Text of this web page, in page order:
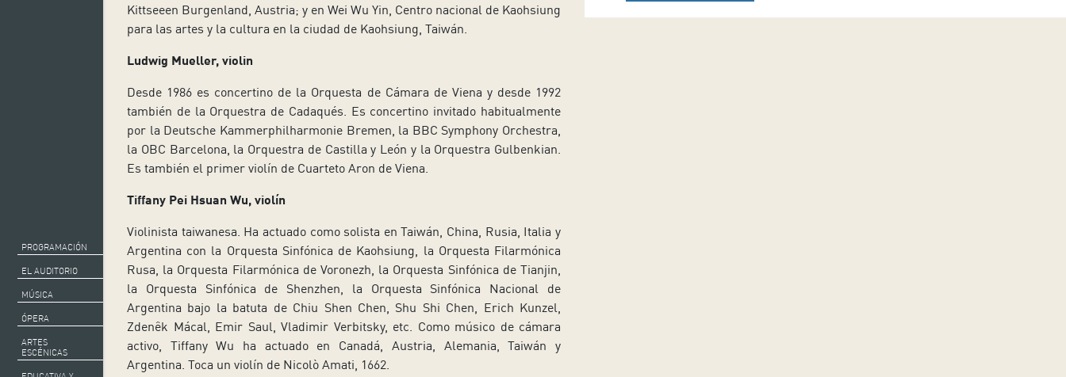
PROGRAMACIÓN
EL AUDITORIO
MÚSICA
ÓPERA
ARTES
ESCÉNICAS
Kittseeen Burgenland, Austria; y en Wei Wu Yin, Centro nacional de Kaohsiung
para las artes y la cultura en la ciudad de Kaohsiung, Taiwán.
Ludwig Mueller, violin
Desde 1986 es concertino de la Orquesta de Cámara de Viena y desde 1992
también de la Orquestra de Cadaqués. Es concertino invitado habitualmente
por la Deutsche Kammerphilharmonie Bremen, la BBC Symphony Orchestra,
la OBC Barcelona, la Orquestra de Castilla y León y la Orquestra Gulbenkian.
Es también el primer violín de Cuarteto Aron de Viena.
Tiffany Pei Hsuan Wu, violín
Violinista taiwanesa. Ha actuado como solista en Taiwán, China, Rusia, Italia y
Argentina con la Orquesta Sinfónica de Kaohsiung, la Orquesta Filarmónica
Rusa, la Orquesta Filarmónica de Voronezh, la Orquesta Sinfónica de Tianjin,
la Orquesta Sinfónica de Shenzhen, la Orquesta Sinfónica Nacional de
Argentina bajo la batuta de Chiu Shen Chen, Shu Shi Chen, Erich Kunzel,
Zdenêk Mácal, Emir Saul, Vladimir Verbitsky, etc. Como músico de cámara
activo, Tiffany Wu ha actuado en Canadá, Austria, Alemania, Taiwán y
Argentina. Toca un violín de Nicolò Amati, 1662.